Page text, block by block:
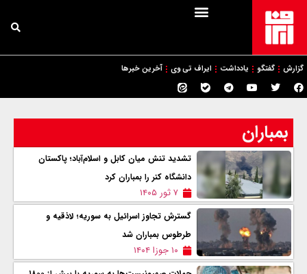
گزارش گفتگو یادداشت ایراف تی وی آخرین خبرها
بمباران
تشدید تنش میان کابل و اسلام‌آباد؛ پاکستان
دانشگاه کنر را بمباران کرد
۷ ثور ۱۴۰۵
گسترش تجاوز اسرائیل به سوریه؛ لاذقیه و
طرطوس بمباران شد
۱۰ جوزا ۱۴۰۴